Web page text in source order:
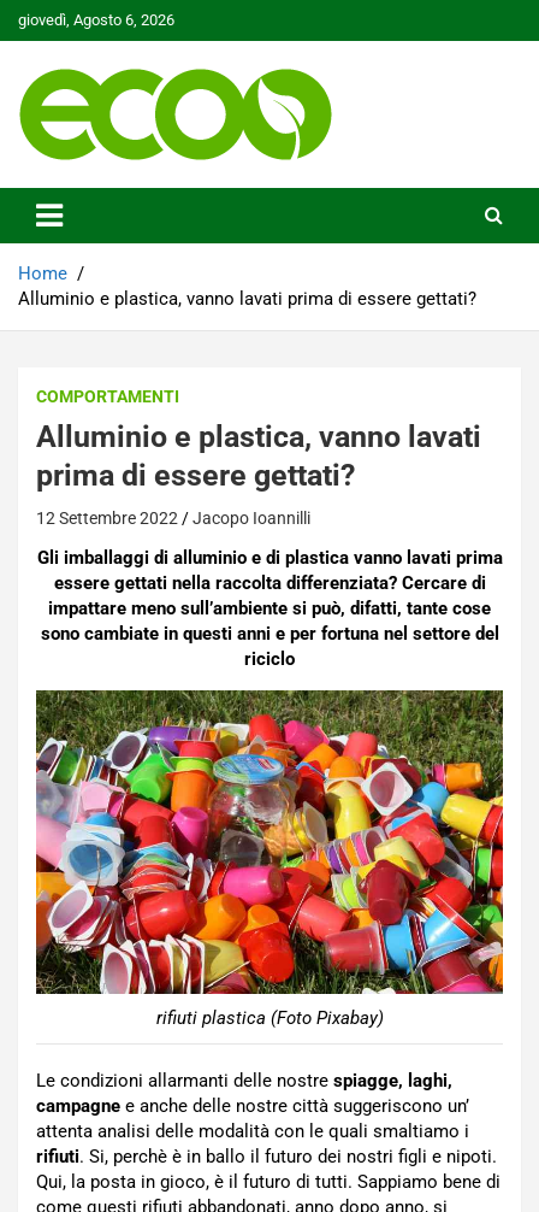
Skip
to
giovedì, Agosto 6, 2026
Ecoo.it
Home
Alluminio e plastica, vanno lavati prima di essere gettati?
COMPORTAMENTI
Alluminio e plastica, vanno lavati
prima di essere gettati?
12 Settembre 2022 Jacopo Ioannilli
Gli imballaggi di alluminio e di plastica vanno lavati prima
essere gettati nella raccolta differenziata? Cercare di
impattare meno sull’ambiente si può, difatti, tante cose
sono cambiate in questi anni e per fortuna nel settore del
riciclo
rifiuti plastica (Foto Pixabay)
Le condizioni allarmanti delle nostre spiagge, laghi,
campagne e anche delle nostre città suggeriscono un’
attenta analisi delle modalità con le quali smaltiamo i
rifiuti. Si, perchè è in ballo il futuro dei nostri figli e nipoti.
Qui, la posta in gioco, è il futuro di tutti. Sappiamo bene di
come questi rifiuti abbandonati, anno dopo anno, si